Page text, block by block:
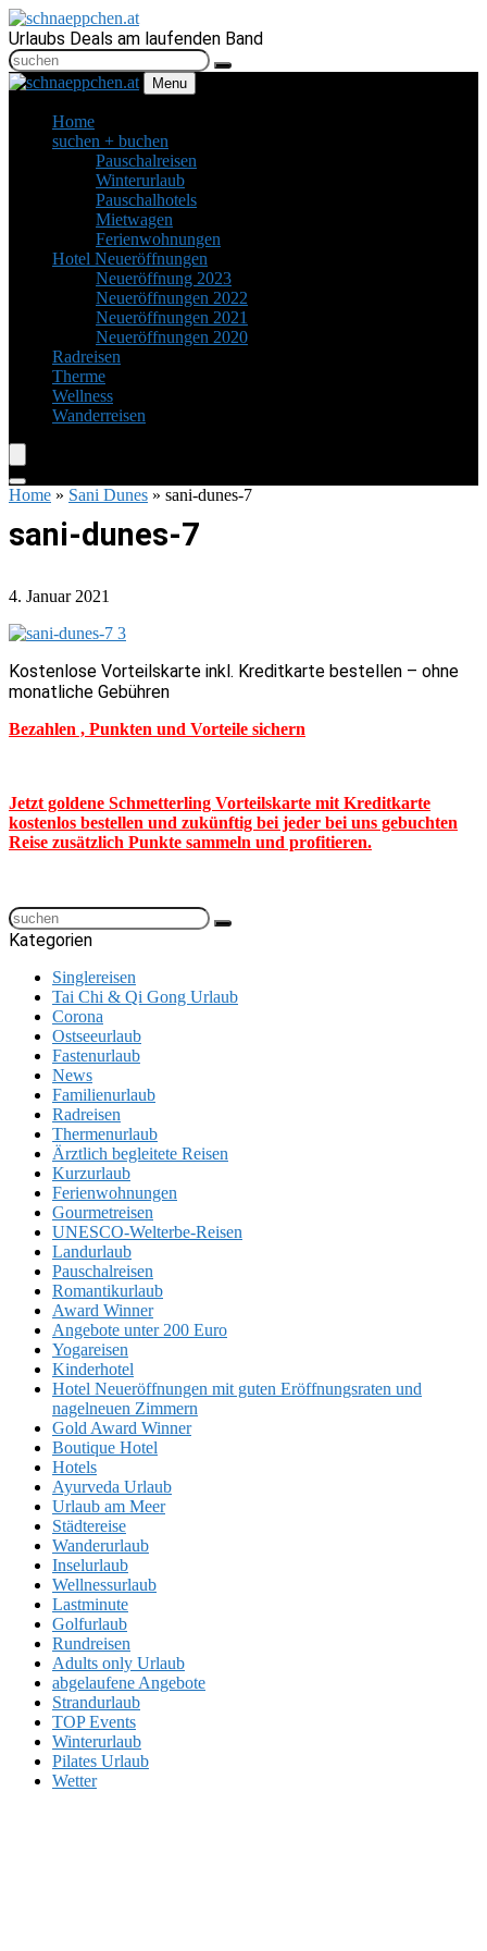
Urlaubs Deals am laufenden Band
Menu
Home
suchen + buchen
Pauschalreisen
Winterurlaub
Pauschalhotels
Mietwagen
Ferienwohnungen
Hotel Neueröffnungen
Neueröffnung 2023
Neueröffnungen 2022
Neueröffnungen 2021
Neueröffnungen 2020
Radreisen
Therme
Wellness
Wanderreisen
Home » Sani Dunes » sani-dunes-7
sani-dunes-7
4. Januar 2021
Kostenlose Vorteilskarte inkl. Kreditkarte bestellen – ohne
monatliche Gebühren
Bezahlen , Punkten und Vorteile sichern
Jetzt goldene Schmetterling Vorteilskarte mit Kreditkarte
kostenlos bestellen und zukünftig bei jeder bei uns gebuchten
Reise zusätzlich Punkte sammeln und profitieren.
Kategorien
Singlereisen
Tai Chi & Qi Gong Urlaub
Corona
Ostseeurlaub
Fastenurlaub
News
Familienurlaub
Radreisen
Thermenurlaub
Ärztlich begleitete Reisen
Kurzurlaub
Ferienwohnungen
Gourmetreisen
UNESCO-Welterbe-Reisen
Landurlaub
Pauschalreisen
Romantikurlaub
Award Winner
Angebote unter 200 Euro
Yogareisen
Kinderhotel
Hotel Neueröffnungen mit guten Eröffnungsraten und
nagelneuen Zimmern
Gold Award Winner
Boutique Hotel
Hotels
Ayurveda Urlaub
Urlaub am Meer
Städtereise
Wanderurlaub
Inselurlaub
Wellnessurlaub
Lastminute
Golfurlaub
Rundreisen
Adults only Urlaub
abgelaufene Angebote
Strandurlaub
TOP Events
Winterurlaub
Pilates Urlaub
Wetter